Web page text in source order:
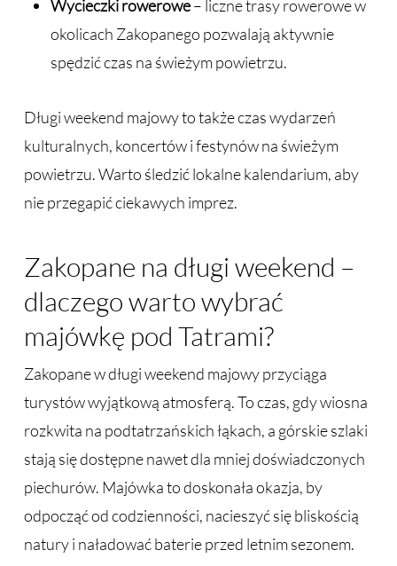
Wycieczki rowerowe– liczne trasy rowerowe w
okolicach Zakopanego pozwalają aktywnie
spędzić czas na świeżym powietrzu.
Długi weekend majowy to także czas wydarzeń
kulturalnych, koncertów i festynów na świeżym
powietrzu. Warto śledzić lokalne kalendarium, aby
nie przegapić ciekawych imprez.
Zakopane na długi weekend –
dlaczego warto wybrać
majówkę pod Tatrami?
Zakopane w długi weekend majowy przyciąga
turystów wyjątkową atmosferą. To czas, gdy wiosna
rozkwita na podtatrzańskich łąkach, a górskie szlaki
stają się dostępne nawet dla mniej doświadczonych
piechurów. Majówka to doskonała okazja, by
odpocząć od codzienności, nacieszyć się bliskością
natury i naładować baterie przed letnim sezonem.